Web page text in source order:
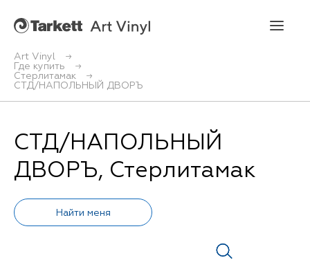
Art Vinyl
Где купить
Стерлитамак
СТД/НАПОЛЬНЫЙ ДВОРЪ
СТД/НАПОЛЬНЫЙ
ДВОРЪ, Стерлитамак
Art Vinyl
Art Vinyl в интерьере